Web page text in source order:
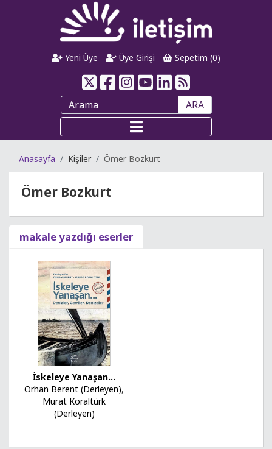
Yeni Üye Üye Girişi Sepetim (0)
ARA
Anasayfa Kişiler Ömer Bozkurt
Ömer Bozkurt
makale yazdığı eserler
İskeleye Yanaşan...
Orhan Berent (Derleyen),
Murat Koraltürk
(Derleyen)